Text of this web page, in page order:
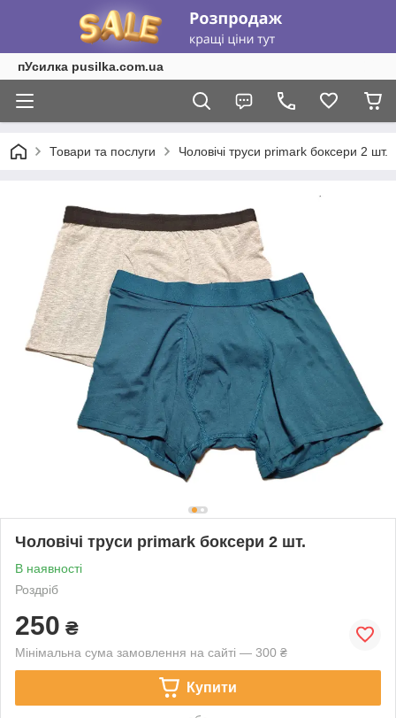
пУсилка pusilka.com.ua
Товари та послуги Чоловічі труси primark боксери 2 шт.
Чоловічі труси primark боксери 2 шт.
В наявності
Роздріб
250 ₴
Мінімальна сума замовлення на сайті — 300 ₴
Купити